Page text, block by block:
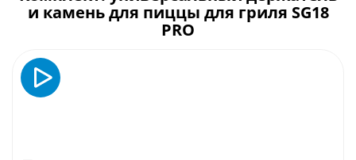
и камень для пиццы для гриля SG18
PRO